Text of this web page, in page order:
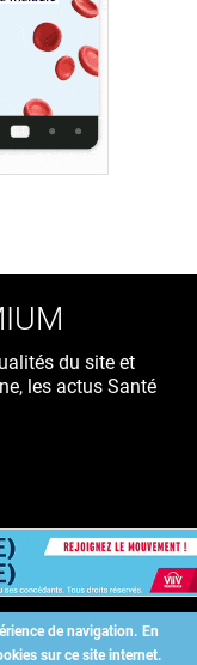
de navigation. En
sur ce site internet.
du site et
les actus Santé